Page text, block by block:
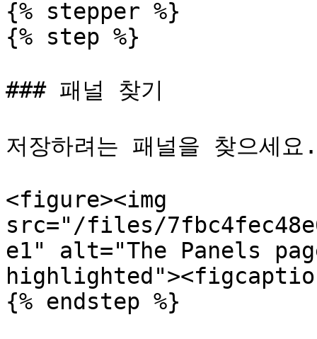
{% stepper %}
{% step %}
### 패널 찾기
저장하려는 패널을 찾으세요.
<figure><img
src="/files/
e1" alt="The Panels
{% endstep %}